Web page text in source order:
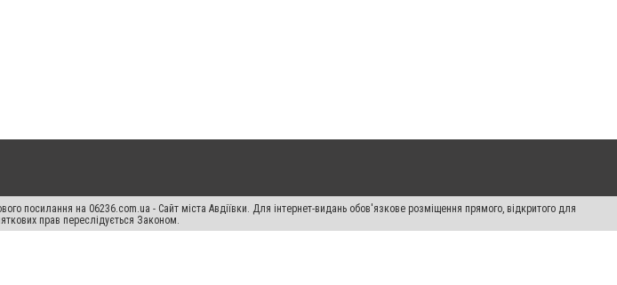
посилання на 06236.com.ua - Сайт міста Авдіївки. Для інтернет-видань обов'язкове розміщення прямого, відкритого для
прав переслідується Законом.